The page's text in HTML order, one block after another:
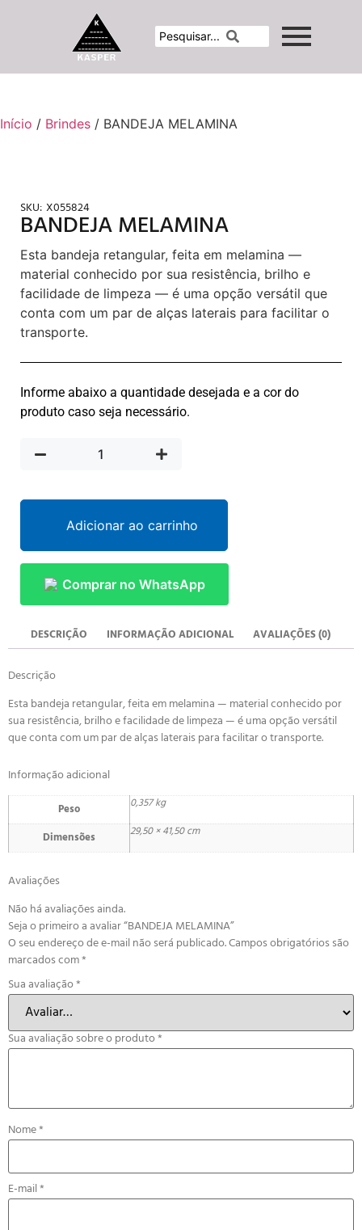
Início / Brindes / BANDEJA MELAMINA
SKU: X055824
BANDEJA MELAMINA
Esta bandeja retangular, feita em melamina —
material conhecido por sua resistência, brilho e
facilidade de limpeza — é uma opção versátil que
conta com um par de alças laterais para facilitar o
transporte.
Informe abaixo a quantidade desejada e a cor do
produto caso seja necessário.
Adicionar ao carrinho
Comprar no WhatsApp
DESCRIÇÃO INFORMAÇÃO ADICIONAL AVALIAÇÕES (0)
Descrição
Esta bandeja retangular, feita em melamina — material conhecido por
sua resistência, brilho e facilidade de limpeza — é uma opção versátil
que conta com um par de alças laterais para facilitar o transporte.
Informação adicional
Peso 0,357 kg
Dimensões 29,50 × 41,50 cm
Avaliações
Não há avaliações ainda.
Seja o primeiro a avaliar “BANDEJA MELAMINA”
O seu endereço de e-mail não será publicado.Campos obrigatórios são
marcados com*
Sua avaliação*
Sua avaliação sobre o produto*
Nome*
E-mail*